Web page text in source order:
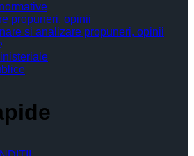
propuneri, opinii
si analizare propuneri, opinii